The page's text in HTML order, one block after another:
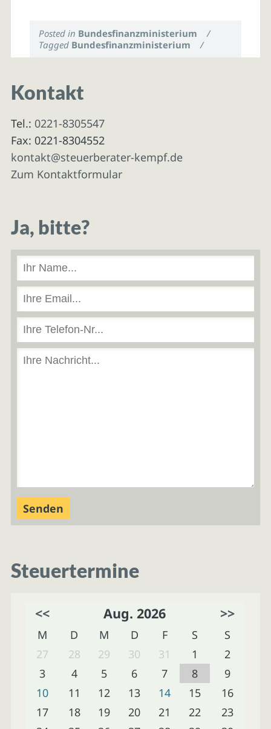
Posted in Bundesfinanzministerium
/
Tagged Bundesfinanzministerium /
Kontakt
Tel.: 0221-8305547
Fax: 0221-8304552
kontakt@steuerberater-kempf.de
Zum Kontaktformular
Ja, bitte?
Steuertermine
<< Aug. 2026 >>
M D M D F S
S
27
28 29 30 31 1
2
3
4 5 6 7 8
9
10
11 12 13 14 15
16
17
18 19 20 21 22
23